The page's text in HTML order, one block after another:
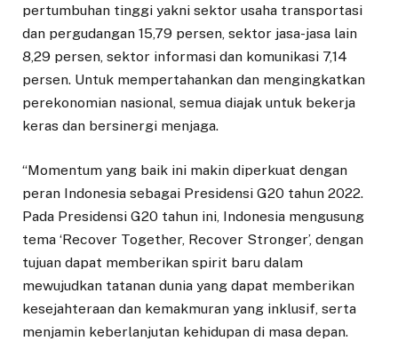
pertumbuhan tinggi yakni sektor usaha transportasi
dan pergudangan 15,79 persen, sektor jasa-jasa lain
8,29 persen, sektor informasi dan komunikasi 7,14
persen. Untuk mempertahankan dan mengingkatkan
perekonomian nasional, semua diajak untuk bekerja
keras dan bersinergi menjaga.
“Momentum yang baik ini makin diperkuat dengan
peran Indonesia sebagai Presidensi G20 tahun 2022.
Pada Presidensi G20 tahun ini, Indonesia mengusung
tema ‘Recover Together, Recover Stronger’, dengan
tujuan dapat memberikan spirit baru dalam
mewujudkan tatanan dunia yang dapat memberikan
kesejahteraan dan kemakmuran yang inklusif, serta
menjamin keberlanjutan kehidupan di masa depan.